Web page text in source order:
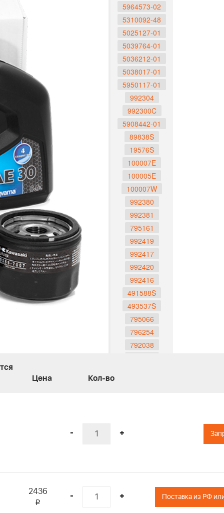
5964573-02
5310092-48
5025127-01
5039764-01
5036212-01
5038017-01
5950117-01
992304
992300C
5908442-01
89838S
19576S
100007E
100005E
100007W
992380
992381
795161
992419
992417
992420
992416
491588S
493537S
795066
796254
792038
273356S
Цена Кол-во
- +
2436
i
- +